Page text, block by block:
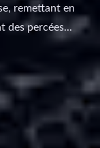
remettant en
des percées...